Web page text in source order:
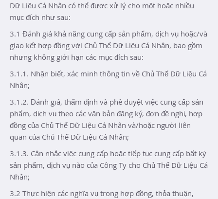
Dữ Liệu Cá Nhân có thể được xử lý cho một hoặc nhiều
mục đích như sau:
3.1 Đánh giá khả năng cung cấp sản phẩm, dịch vụ hoặc/và
giao kết hợp đồng với Chủ Thể Dữ Liệu Cá Nhân, bao gồm
nhưng không giới hạn các mục đích sau:
3.1.1. Nhận biết, xác minh thông tin về Chủ Thể Dữ Liệu Cá
Nhân;
3.1.2. Đánh giá, thẩm định và phê duyệt việc cung cấp sản
phẩm, dịch vụ theo các văn bản đăng ký, đơn đề nghị, hợp
đồng của Chủ Thể Dữ Liệu Cá Nhân và/hoặc người liên
quan của Chủ Thể Dữ Liệu Cá Nhân;
3.1.3. Cân nhắc việc cung cấp hoặc tiếp tục cung cấp bất kỳ
sản phẩm, dịch vụ nào của Công Ty cho Chủ Thể Dữ Liệu Cá
Nhân;
3.2 Thực hiện các nghĩa vụ trong hợp đồng, thỏa thuận,